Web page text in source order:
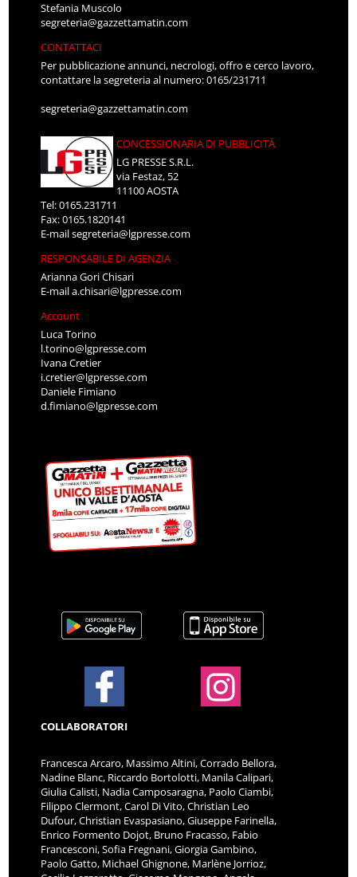
Stefania Muscolo
segreteria@gazzettamatin.com
CONTATTACI
Per pubblicazione annunci, necrologi, offro e cerco lavoro,
contattare la segreteria al numero: 0165/231711
segreteria@gazzettamatin.com
CONCESSIONARIA DI PUBBLICITÀ
LG PRESSE S.R.L.
via Festaz, 52
11100 AOSTA
Tel: 0165.231711
Fax: 0165.1820141
E-mailsegreteria@lgpresse.com
RESPONSABILE DI AGENZIA
Arianna Gori Chisari
E-maila.chisari@lgpresse.com
Account
Luca Torino
l.torino@lgpresse.com
Ivana Cretier
i.cretier@lgpresse.com
Daniele Fimiano
d.fimiano@lgpresse.com
COLLABORATORI
Francesca Arcaro, Massimo Altini, Corrado Bellora,
Nadine Blanc, Riccardo Bortolotti, Manila Calipari,
Giulia Calisti, Nadia Camposaragna, Paolo Ciambi,
Filippo Clermont, Carol Di Vito, Christian Leo
Dufour, Christian Evaspasiano, Giuseppe Farinella,
Enrico Formento Dojot, Bruno Fracasso, Fabio
Francesconi, Sofia Fregnani, Giorgia Gambino,
Paolo Gatto, Michael Ghignone, Marlène Jorrioz,